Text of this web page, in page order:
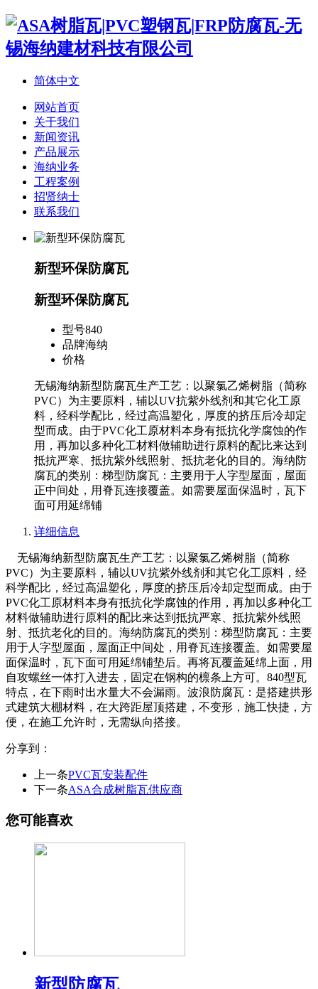
简体中文
网站首页
关于我们
新闻资讯
产品展示
海纳业务
工程案例
招贤纳士
联系我们
新型环保防腐瓦
新型环保防腐瓦
型号840
品牌海纳
价格
无锡海纳新型防腐瓦生产工艺：以聚氯乙烯树脂（简称
PVC）为主要原料，辅以UV抗紫外线剂和其它化工原
料，经科学配比，经过高温塑化，厚度的挤压后冷却定
型而成。由于PVC化工原材料本身有抵抗化学腐蚀的作
用，再加以多种化工材料做辅助进行原料的配比来达到
抵抗严寒、抵抗紫外线照射、抵抗老化的目的。海纳防
腐瓦的类别：梯型防腐瓦：主要用于人字型屋面，屋面
正中间处，用脊瓦连接覆盖。如需要屋面保温时，瓦下
面可用延绵铺
详细信息
无锡海纳新型防腐瓦生产工艺：以聚氯乙烯树脂（简称
PVC）为主要原料，辅以UV抗紫外线剂和其它化工原料，经
科学配比，经过高温塑化，厚度的挤压后冷却定型而成。由于
PVC化工原材料本身有抵抗化学腐蚀的作用，再加以多种化工
材料做辅助进行原料的配比来达到抵抗严寒、抵抗紫外线照
射、抵抗老化的目的。海纳防腐瓦的类别：梯型防腐瓦：主要
用于人字型屋面，屋面正中间处，用脊瓦连接覆盖。如需要屋
面保温时，瓦下面可用延绵铺垫后。再将瓦覆盖延绵上面，用
自攻螺丝一体打入进去，固定在钢构的檩条上方可。840型瓦
特点，在下雨时出水量大不会漏雨。波浪防腐瓦：是搭建拱形
式建筑大棚材料，在大跨距屋顶搭建，不变形，施工快捷，方
便，在施工允许时，无需纵向搭接。
分享到：
上一条PVC瓦安装配件
下一条ASA合成树脂瓦供应商
您可能喜欢
新型防腐瓦